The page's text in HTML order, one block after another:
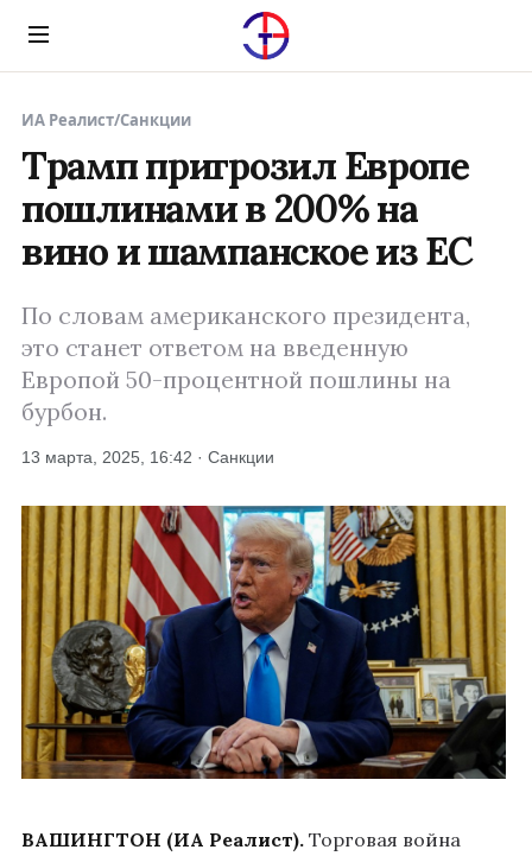
Menu
ИА Реалист/Санкции
Трамп пригрозил Европе
пошлинами в 200% на
вино и шампанское из ЕС
По словам американского президента,
это станет ответом на введенную
Европой 50-процентной пошлины на
бурбон.
13 марта, 2025, 16:42 · Санкции
ВАШИНГТОН (ИА Реалист). Торговая война